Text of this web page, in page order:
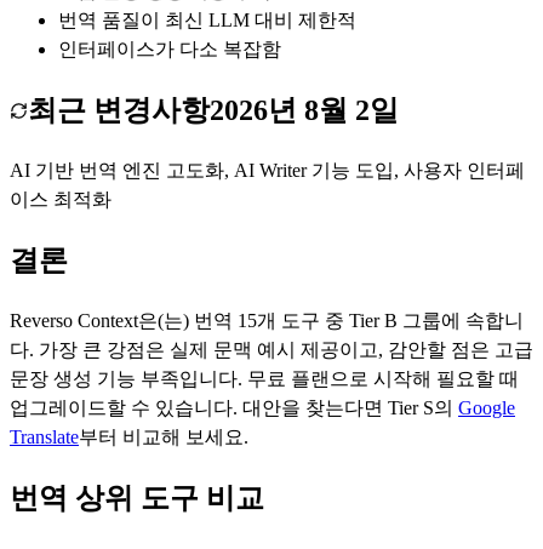
번역 품질이 최신 LLM 대비 제한적
인터페이스가 다소 복잡함
최근 변경사항2026년 8월 2일
AI 기반 번역 엔진 고도화, AI Writer 기능 도입, 사용자 인터페
이스 최적화
결론
Reverso Context은(는) 번역 15개 도구 중 TierB 그룹에 속합니
다. 가장 큰 강점은 실제 문맥 예시 제공이고, 감안할 점은 고급
문장 생성 기능 부족입니다. 무료 플랜으로 시작해 필요할 때
업그레이드할 수 있습니다. 대안을 찾는다면 Tier S의 Google
Translate부터 비교해 보세요.
번역 상위 도구 비교